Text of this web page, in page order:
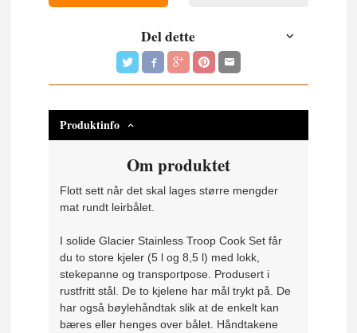
Del dette
Produktinfo
Om produktet
Flott sett når det skal lages større mengder
mat rundt leirbålet.
I solide Glacier Stainless Troop Cook Set får
du to store kjeler (5 l og 8,5 l) med lokk,
stekepanne og transportpose. Produsert i
rustfritt stål. De to kjelene har mål trykt på. De
har også bøylehåndtak slik at de enkelt kan
bæres eller henges over bålet. Håndtakene